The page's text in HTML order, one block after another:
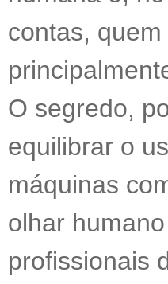
contas,
O segredo,
equilibrar o
máquinas
olhar
profissionais